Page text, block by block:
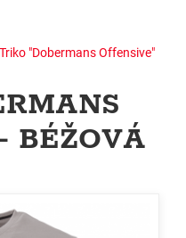
Triko "Dobermans Offensive"
BÉŽOVÁ